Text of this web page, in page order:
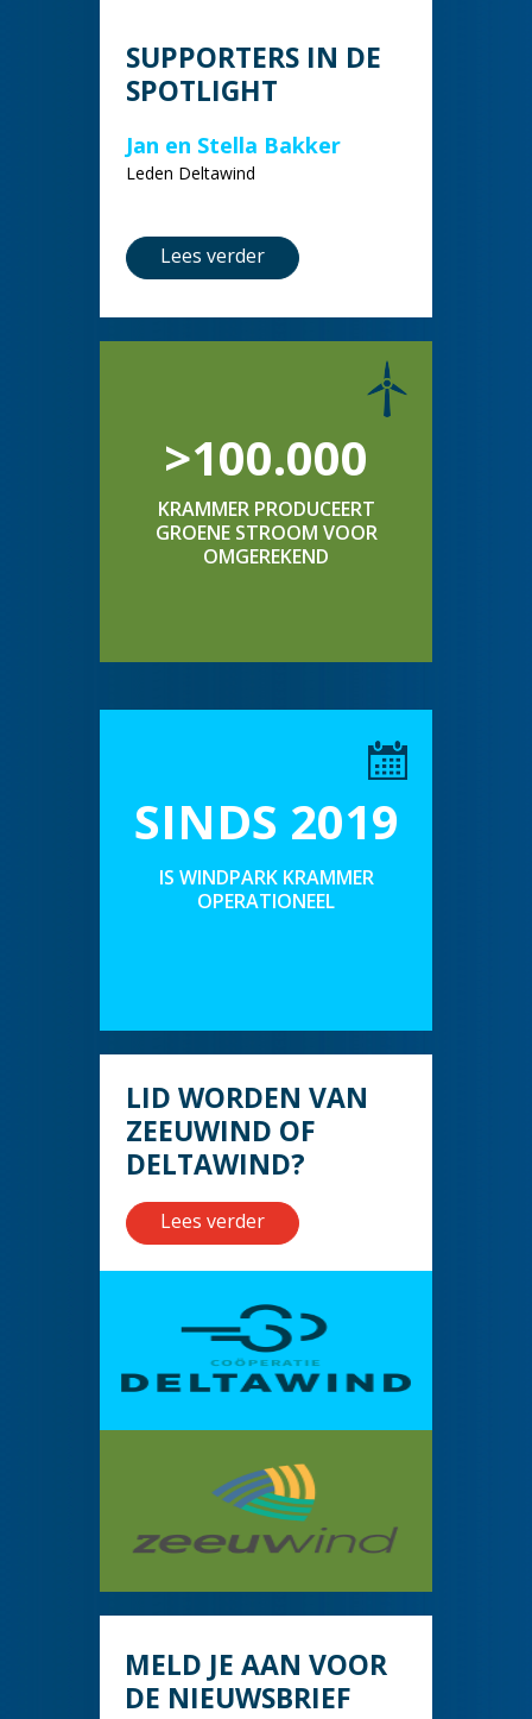
SUPPORTERS IN DE
SPOTLIGHT
Jan en Stella Bakker
Leden Deltawind
Lees verder
>100.000
KRAMMER PRODUCEERT
GROENE STROOM VOOR
OMGEREKEND
SINDS 2019
IS WINDPARK KRAMMER
OPERATIONEEL
LID WORDEN VAN
ZEEUWIND OF
DELTAWIND?
Lees verder
MELD JE AAN VOOR
DE NIEUWSBRIEF